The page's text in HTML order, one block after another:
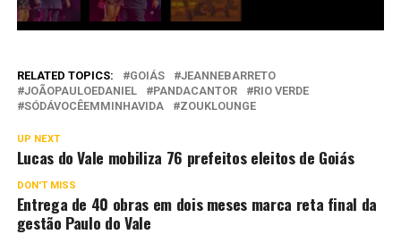
RELATED TOPICS: GOIÁS
JEANNEBARRETO
JOÃOPAULOEDANIEL
PANDACANTOR
RIO VERDE
SÓDÁVOCÊEMMINHAVIDA
ZOUKLOUNGE
UP NEXT
Lucas do Vale mobiliza 76 prefeitos eleitos de Goiás
DON'T MISS
Entrega de 40 obras em dois meses marca reta final da
gestão Paulo do Vale